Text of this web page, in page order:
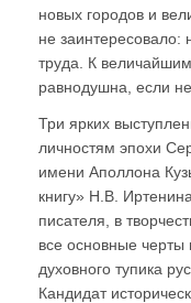
новых городов и
не заинтересовало:
труда. К
равнодушна, если не
Три ярких
личностям эпохи
имени Аполлона
книгу» Н.В.
писателя, в
все основные черты
духовного тупика
Кандидат